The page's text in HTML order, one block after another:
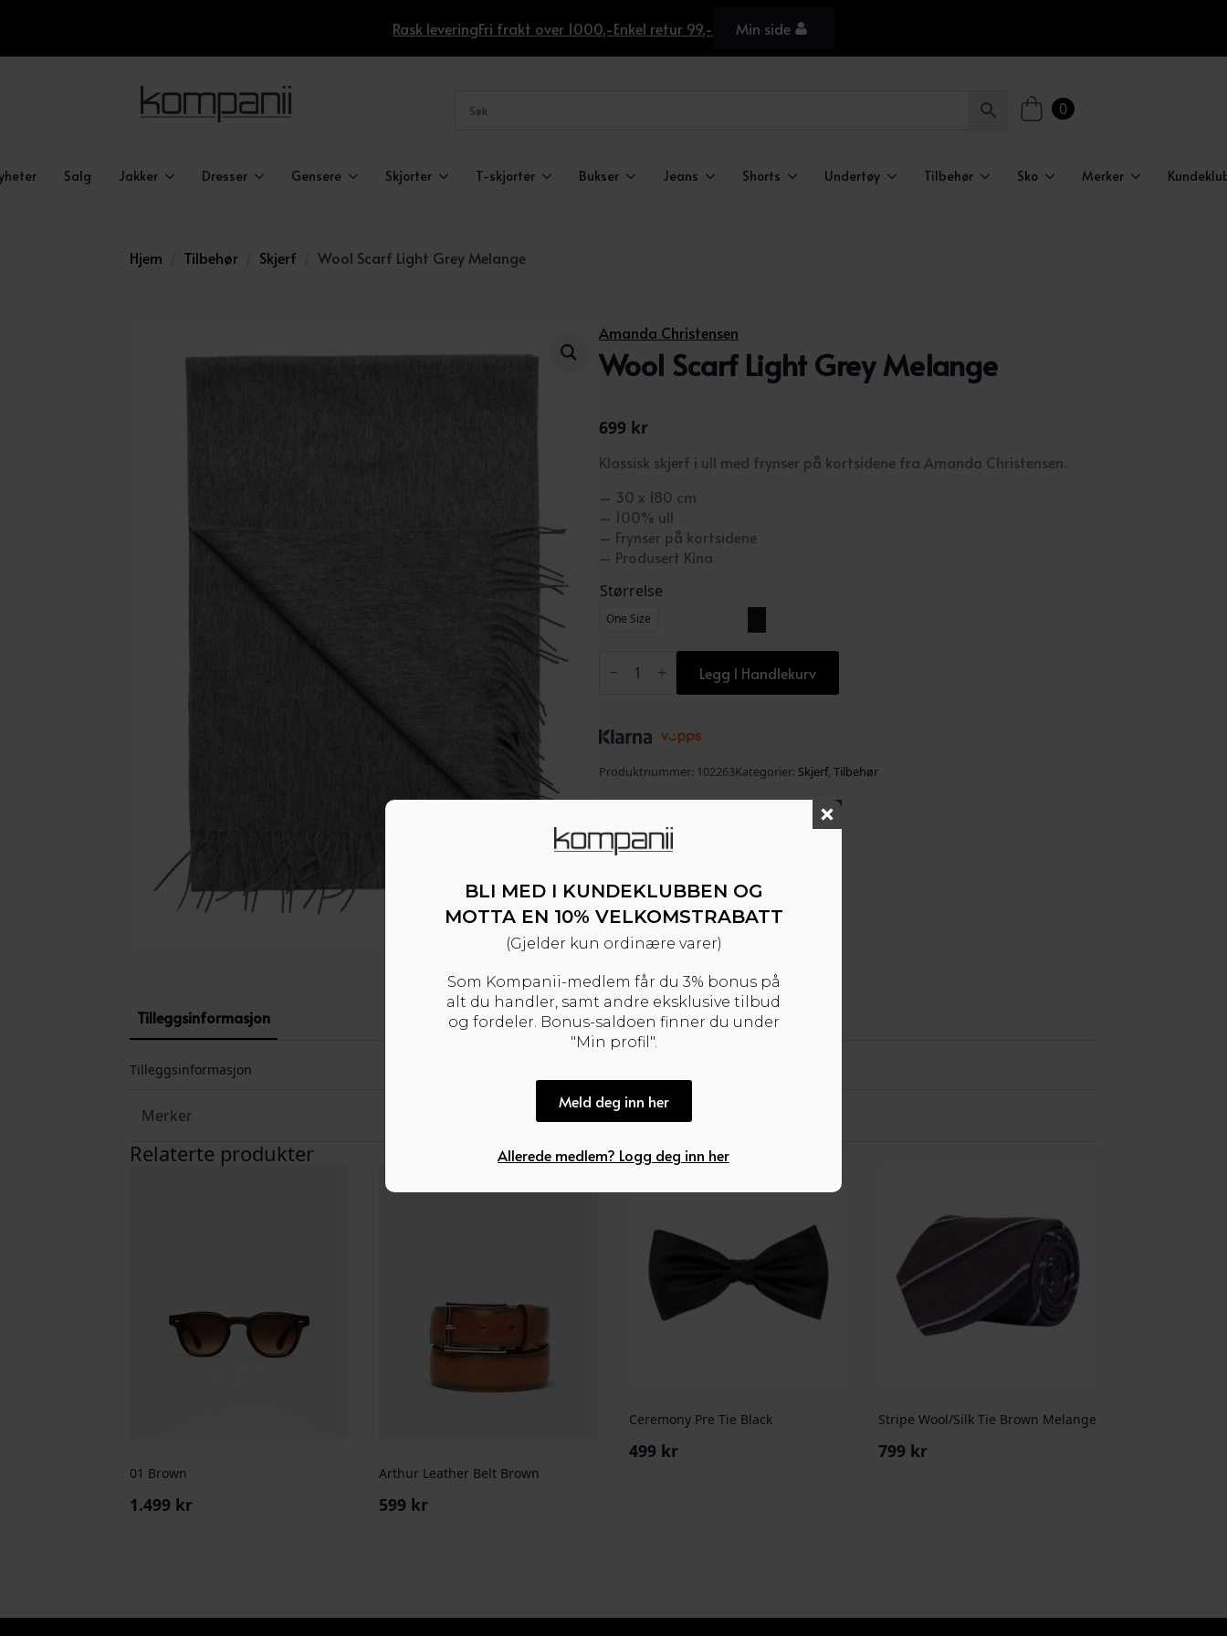
Rask leveringFri frakt over 1000,-Enkel retur 99,- Min side
0
Salg Jakker Dresser Gensere Skjorter T-skjorter Bukser Jeans Shorts Undertøy Tilbehør Sko Merker
Hjem Tilbehør Skjerf Wool Scarf Light Grey Melange
Amanda Christensen
Wool Scarf Light Grey Melange
699 kr
Klassisk skjerf i ull med frynser på kortsidene fra Amanda Christensen.
– 30 x 180 cm
– 100% ull
– Frynser på kortsidene
– Produsert Kina
Størrelse
One Size
Scarf
antall
Legg I Handlekurv
Produktnummer: 102263Kategorier: Skjerf, Tilbehør
Tilleggsinformasjon
Tilleggsinformasjon
Merker Amanda Christensen
Relaterte produkter
01 Brown
1.499 kr
Arthur Leather Belt Brown
599 kr
Ceremony Pre Tie Black
499 kr
Stripe Wool/Silk Tie Brown Melange
799 kr
BLI MED I KUNDEKLUBBEN OG
MOTTA EN 10% VELKOMSTRABATT
(Gjelder kun ordinære varer)
Som Kompanii-medlem får du 3% bonus på
alt du handler, samt andre eksklusive tilbud
og fordeler. Bonus-saldoen finner du under
"Min profil".
Meld deg inn her
Allerede medlem? Logg deg inn her